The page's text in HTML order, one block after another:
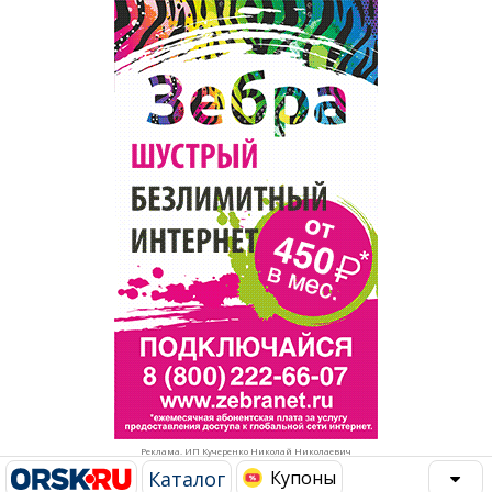
Реклама. ИП Кучеренко Николай Николаевич
Каталог Купоны
Рестораны, кафе, бары
Развлечения и отдых
Спорт Фитнес
Недвижимость
Красота Косметология
Торговля
Бизнес и финансы
Юристы, Экспертиза, Страхование
Ремонт
Социальные организации
Это интересно
Администрация
Популярное →